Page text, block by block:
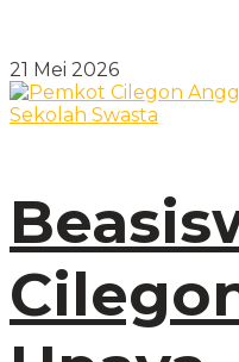
21 Mei 2026